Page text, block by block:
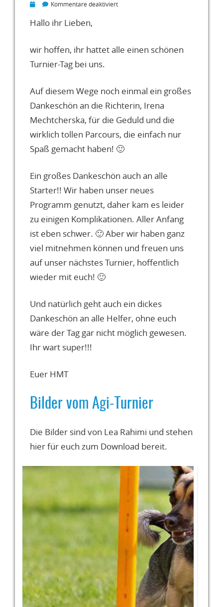
Kommentare deaktiviert
Turnier
Hallo ihr Lieben,
wir hoffen, ihr hattet alle einen schönen
Turnier-Tag bei uns.
Auf diesem Wege noch einmal ein großes
Dankeschön an die Richterin, Irena
Mechtcherska, für die Geduld und die
wirklich tollen Parcours, die einfach nur
Spaß gemacht haben! 🙂
Ein großes Dankeschön auch an alle
Starter!! Wir haben unser neues
Programm genutzt, daher kam es leider
zu einigen Komplikationen. Aller Anfang
ist eben schwer. 🙂 Aber wir haben ganz
viel mitnehmen können und freuen uns
auf unser nächstes Turnier, hoffentlich
wieder mit euch! 🙂
Und natürlich geht auch ein dickes
Dankeschön an alle Helfer, ohne euch
wäre der Tag gar nicht möglich gewesen.
Ihr wart super!!!
Euer HMT
Bilder vom Agi-Turnier
Die Bilder sind von Lea Rahimi und stehen
hier für euch zum Download bereit.